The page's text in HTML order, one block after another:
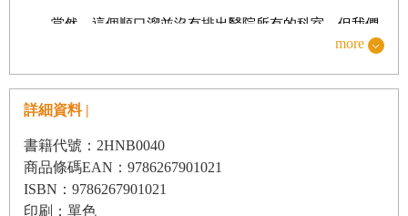
當然，這個順口溜並沒有排出醫院所有的科室，但我們
不得不承認，精神科怎麼都會是倒數的那幾個，因為選擇精
神科的人初衷很多都不是為了救死扶傷，比如，有的人是想
做醫生，但又暈血，所以權衡之下就來了精神科。
為什麼精神科醫師會處於醫院科室鄙視鏈的末端呢？說
到底，這是由於社會大眾普遍對精神病人抱持偏見，甚至是
敵視。比如，有的家庭出了精神病人，這家人就可能會有放
more
詳細資料 |
書籍代號：2HNB0040
商品條碼EAN：9786267901021
ISBN：9786267901021
印刷：單色